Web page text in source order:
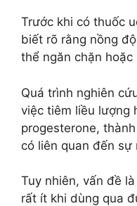
Trước khi có thuốc
biết rõ rằng nồng
thể ngăn chặn
Quá trình nghiên
việc tiêm liều lượng
progesterone,
có liên quan đến sự
Tuy nhiên, vấn đề
rất ít khi dùng qua